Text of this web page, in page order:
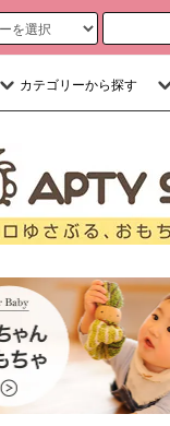
カテゴリーから探す